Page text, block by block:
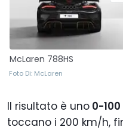
McLaren 788HS
Foto Di: McLaren
Il risultato è uno 0-
toccano i 200 km/h,